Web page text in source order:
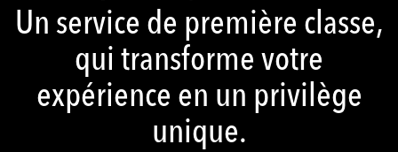
Un service de première classe,
qui transforme votre
expérience en un privilège
unique.